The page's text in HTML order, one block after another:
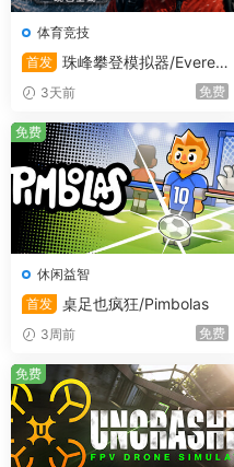
DirectX 版本:
需要
体育竞技
首发 珠峰攀登模拟器/Everes
t: Real Climbing Simulator
3天前 免费
休闲益智
首发 桌足也疯狂/Pimbolas
3周前 免费
免费
免费